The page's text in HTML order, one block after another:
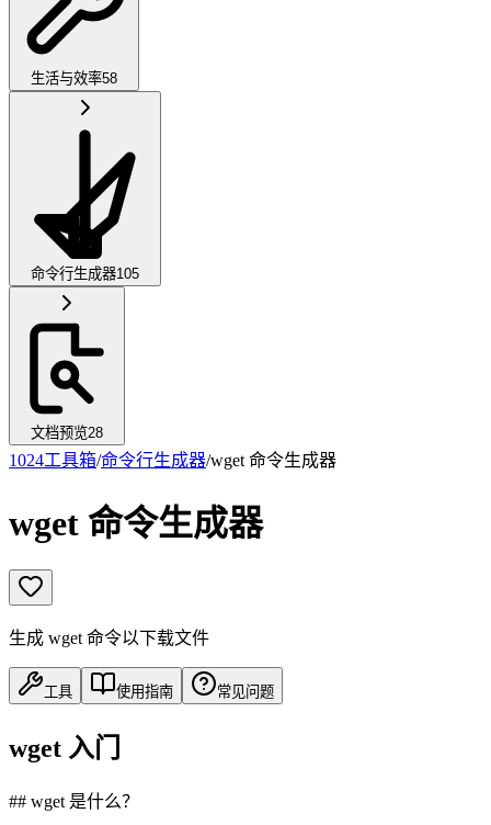
生活与效率58
命令行生成器105
文档预览28
1024工具箱/命令行生成器/wget 命令生成器
wget 命令生成器
生成 wget 命令以下载文件
工具 使用指南 常见问题
wget 入门
## wget 是什么？